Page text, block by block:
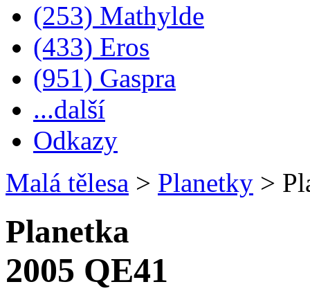
(253) Mathylde
(433) Eros
(951) Gaspra
...další
Odkazy
Malá tělesa > Planetky >
Planetka
2005 QE41